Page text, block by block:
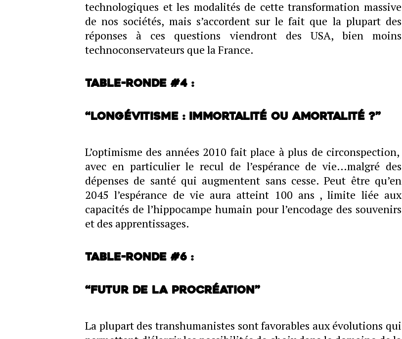
technologiques et les modalités de cette transformation massive
de nos sociétés, mais s’accordent sur le fait que la plupart des
réponses à ces questions viendront des USA, bien moins
technoconservateurs que la France.
Table-ronde #4 :
“Longévitisme : Immortalité ou Amortalité ?”
L’optimisme des années 2010 fait place à plus de circonspection,
avec en particulier le recul de l’espérance de vie…malgré des
dépenses de santé qui augmentent sans cesse. Peut être qu’en
2045 l’espérance de vie aura atteint 100 ans , limite liée aux
capacités de l’hippocampe humain pour l’encodage des souvenirs
et des apprentissages.
Table-ronde #6 :
“Futur de la procréation”
La plupart des transhumanistes sont favorables aux évolutions qui